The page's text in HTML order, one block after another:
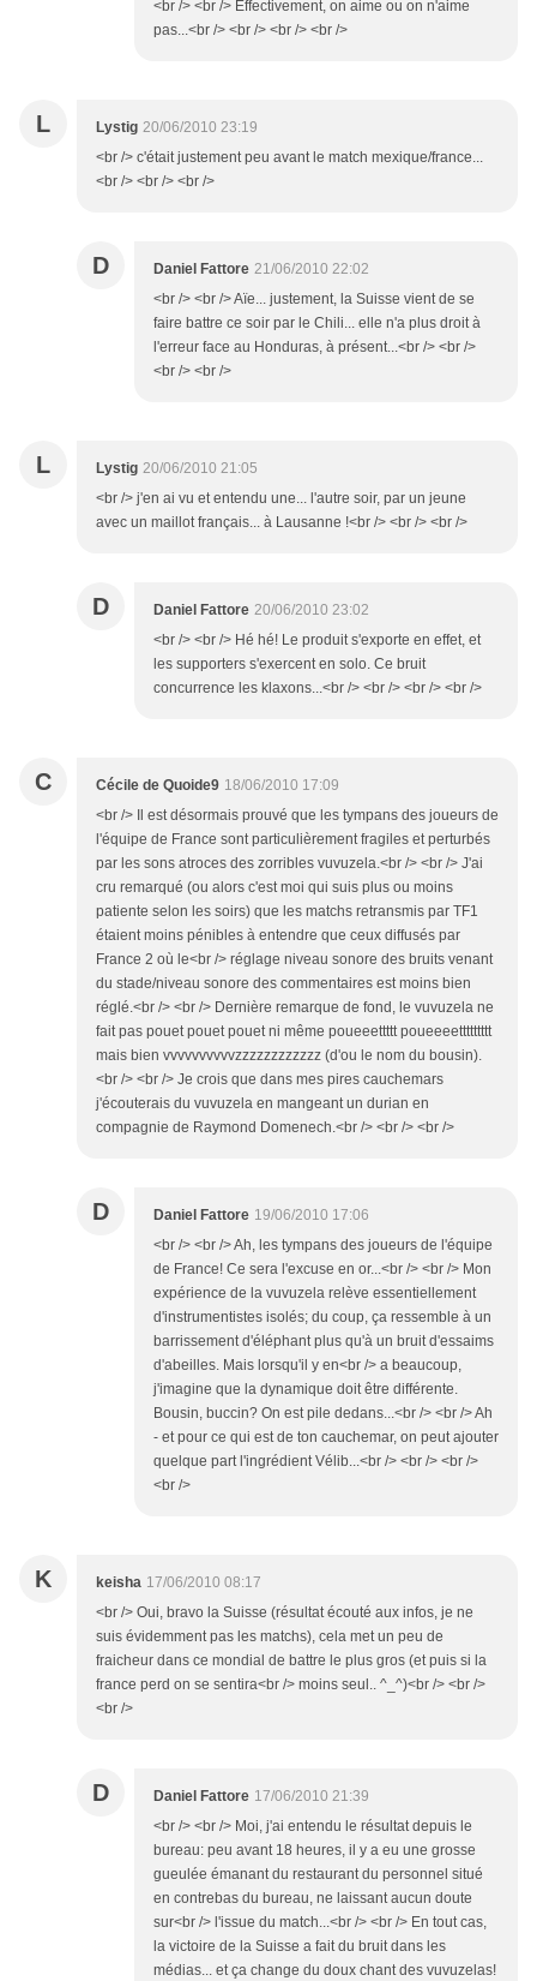
<br /> <br /> Effectivement, on aime ou on n'aime
pas...<br /> <br /> <br /> <br />
L Lystig 20/06/2010 23:19
<br /> c'était justement peu avant le match mexique/france...
<br /> <br /> <br />
D Daniel Fattore 21/06/2010 22:02
<br /> <br /> Aïe... justement, la Suisse vient de se
faire battre ce soir par le Chili... elle n'a plus droit à
l'erreur face au Honduras, à présent...<br /> <br />
<br /> <br />
L Lystig 20/06/2010 21:05
<br /> j'en ai vu et entendu une... l'autre soir, par un jeune
avec un maillot français... à Lausanne !<br /> <br /> <br />
D Daniel Fattore 20/06/2010 23:02
<br /> <br /> Hé hé! Le produit s'exporte en effet, et
les supporters s'exercent en solo. Ce bruit
concurrence les klaxons...<br /> <br /> <br /> <br />
C Cécile de Quoide9 18/06/2010 17:09
<br /> Il est désormais prouvé que les tympans des joueurs de
l'équipe de France sont particulièrement fragiles et perturbés
par les sons atroces des zorribles vuvuzela.<br /> <br /> J'ai
cru remarqué (ou alors c'est moi qui suis plus ou moins
patiente selon les soirs) que les matchs retransmis par TF1
étaient moins pénibles à entendre que ceux diffusés par
France 2 où le<br /> réglage niveau sonore des bruits venant
du stade/niveau sonore des commentaires est moins bien
réglé.<br /> <br /> Dernière remarque de fond, le vuvuzela ne
fait pas pouet pouet pouet ni même poueeettttt poueeeettttttttt
mais bien vvvvvvvvvvzzzzzzzzzzzz (d'ou le nom du bousin).
<br /> <br /> Je crois que dans mes pires cauchemars
j'écouterais du vuvuzela en mangeant un durian en
compagnie de Raymond Domenech.<br /> <br /> <br />
D Daniel Fattore 19/06/2010 17:06
<br /> <br /> Ah, les tympans des joueurs de l'équipe
de France! Ce sera l'excuse en or...<br /> <br /> Mon
expérience de la vuvuzela relève essentiellement
d'instrumentistes isolés; du coup, ça ressemble à un
barrissement d'éléphant plus qu'à un bruit d'essaims
d'abeilles. Mais lorsqu'il y en<br /> a beaucoup,
j'imagine que la dynamique doit être différente.
Bousin, buccin? On est pile dedans...<br /> <br /> Ah
- et pour ce qui est de ton cauchemar, on peut ajouter
quelque part l'ingrédient Vélib...<br /> <br /> <br />
<br />
K keisha 17/06/2010 08:17
<br /> Oui, bravo la Suisse (résultat écouté aux infos, je ne
suis évidemment pas les matchs), cela met un peu de
fraicheur dans ce mondial de battre le plus gros (et puis si la
france perd on se sentira<br /> moins seul.. ^_^)<br /> <br />
<br />
D Daniel Fattore 17/06/2010 21:39
<br /> <br /> Moi, j'ai entendu le résultat depuis le
bureau: peu avant 18 heures, il y a eu une grosse
gueulée émanant du restaurant du personnel situé
en contrebas du bureau, ne laissant aucun doute
sur<br /> l'issue du match...<br /> <br /> En tout cas,
la victoire de la Suisse a fait du bruit dans les
médias... et ça change du doux chant des vuvuzelas!